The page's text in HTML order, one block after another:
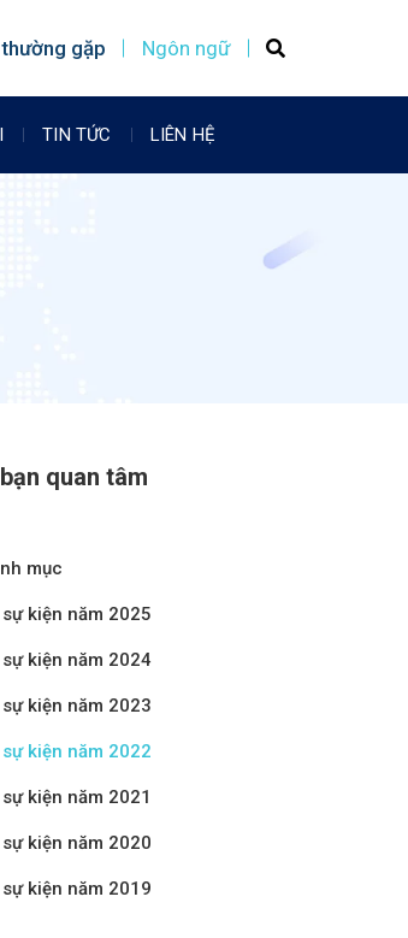
gặp Ngôn ngữ
TIN TỨC LIÊN HỆ
quan tâm
mục
kiện năm 2025
kiện năm 2024
kiện năm 2023
kiện năm 2022
kiện năm 2021
kiện năm 2020
kiện năm 2019